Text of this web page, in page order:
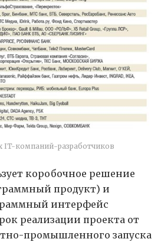
IT-компаний-разработчиков
коробочное решение
продукт) и
интерфейс
реализации проекта от
промышленного запуска